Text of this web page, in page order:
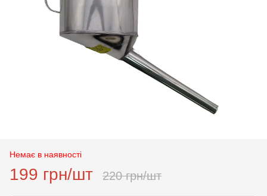
Немає в наявності
199 грн/шт 220 грн/шт